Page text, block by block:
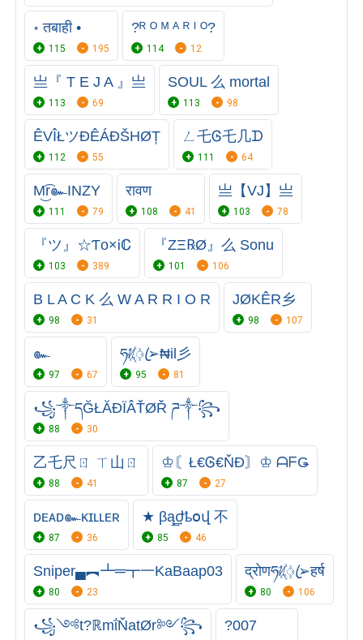
॰ तबाही •
115 195
?ᴿ ᴼ ᴹ ᴬ ᴿ ᴵ ᴼ?
114 12
亗『 T E J A 』亗
113 69
SOUL 么 mortal
113 98
ÊVÎŁツĐÊÁĐŠHØȚ
112 55
ㄥ乇Ꮆ乇几ᗪ
111 64
M͜͡r๛INZY
111 79
रावण
108 41
亗【VJ】亗
103 78
『ツ』☆Ƭo×Ꭵℂ
103 389
『ZΞ℞Ø』么 Sonu
101 106
B L A C K 么 W A R R I O R
98 31
JØKÊR乡
98 107
๛
97 67
ཧᜰ꙰ꦿ➢₦il彡
95 81
꧁༒དĞŁĂĐÏÂŤØŘ ཌ༒꧂
88 30
乙乇尺ㄖ ㄒ山ㄖ
88 41
♔〘Ł€Ꮆ€ŇĐ〙♔ ᗩᖴǤ
87 27
ᴅᴇᴀᴅ๛ᴋɪʟʟᴇʀ
87 36
★ βą͢͢͢ժҍօվ 不
85 46
Sniper▄︻┻═┳一KaBaap03
80 23
द्रोणཧᜰ꙰ꦿ➢हर्ष
80 106
꧁༺t?ℝmΐŇatØr༻꧂ ?007